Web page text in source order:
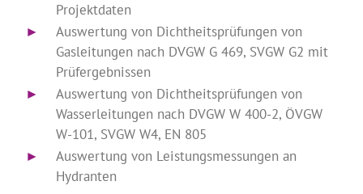
Projektdaten
►
Auswertung von Dichtheitsprüfungen von
Gasleitungen nach DVGW G 469, SVGW G2 mit
Prüfergebnissen
►
Auswertung von Dichtheitsprüfungen von
Wasserleitungen nach DVGW W 400-2, ÖVGW
W-101, SVGW W4, EN 805
►
Auswertung von Leistungsmessungen an
Hydranten